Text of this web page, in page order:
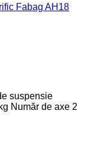
Fabag AH18
suspensie
Număr de axe 2